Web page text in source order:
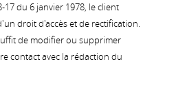
du 6 janvier 1978, le client
droit d'accès et de rectification.
de modifier ou supprimer
contact avec la rédaction du